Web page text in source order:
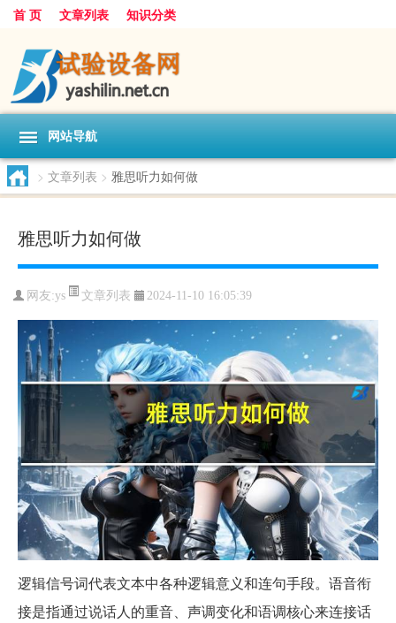
首 页 文章列表 知识分类
网站导航
> 文章列表 > 雅思听力如何做
雅思听力如何做
网友:ys 文章列表 2024-11-10 16:05:39
逻辑信号词代表文本中各种逻辑意义和连句手段。语音衔
接是指通过说话人的重音、声调变化和语调核心来连接话